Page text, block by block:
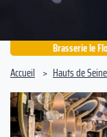
Brasserie le
Accueil
Hauts de Seine